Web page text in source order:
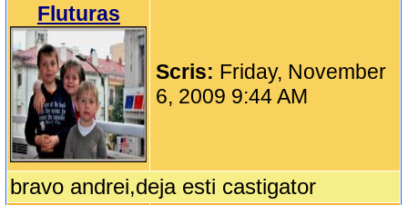
Fluturas
Scris: Friday, November
6, 2009 9:44 AM
bravo andrei,deja esti castigator